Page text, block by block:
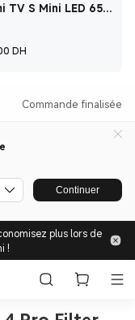
DH‎
TV S Mini LED 65
‎ DH‎
Commande finalisée